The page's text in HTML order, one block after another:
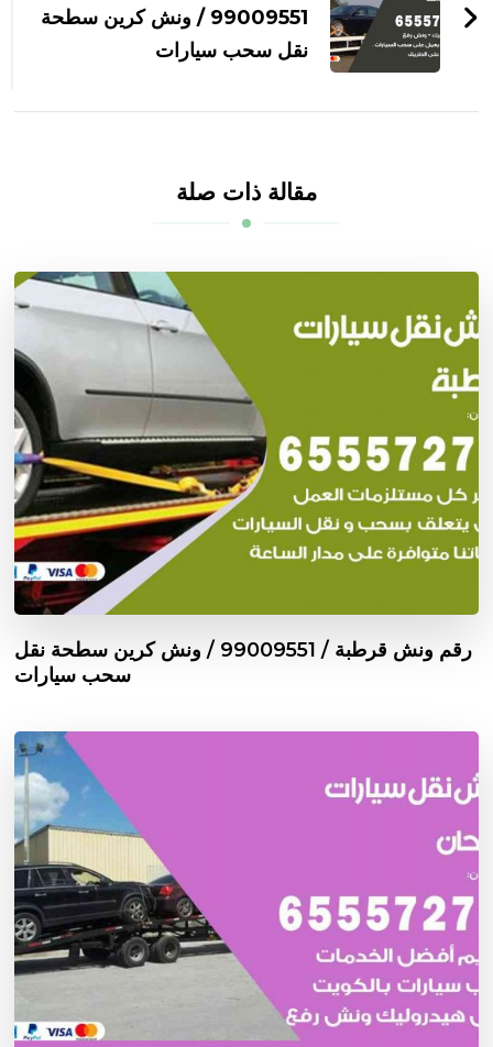
99009551‬ / ونش كرين سطحة
نقل سحب سيارات
مقالة ذات صلة
رقم ونش قرطبة / 99009551‬ / ونش كرين سطحة نقل
سحب سيارات